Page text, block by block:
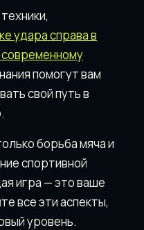
удара справа в
современному
помогут вам
свой путь в
борьба мяча и
спортивной
игра — это ваше
все эти аспекты,
уровень.